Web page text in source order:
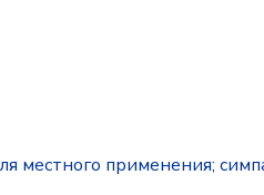
местного применения;